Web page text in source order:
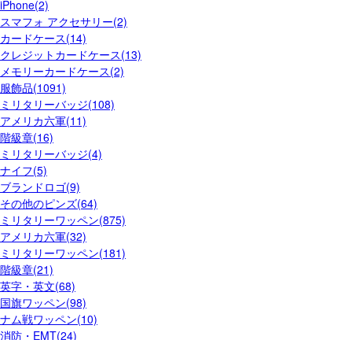
iPhone(2)
スマフォ アクセサリー(2)
カードケース(14)
クレジットカードケース(13)
メモリーカードケース(2)
服飾品(1091)
ミリタリーバッジ(108)
アメリカ六軍(11)
階級章(16)
ミリタリーバッジ(4)
ナイフ(5)
ブランドロゴ(9)
その他のピンズ(64)
ミリタリーワッペン(875)
アメリカ六軍(32)
ミリタリーワッペン(181)
階級章(21)
英字・英文(68)
国旗ワッペン(98)
ナム戦ワッペン(10)
消防・EMT(24)